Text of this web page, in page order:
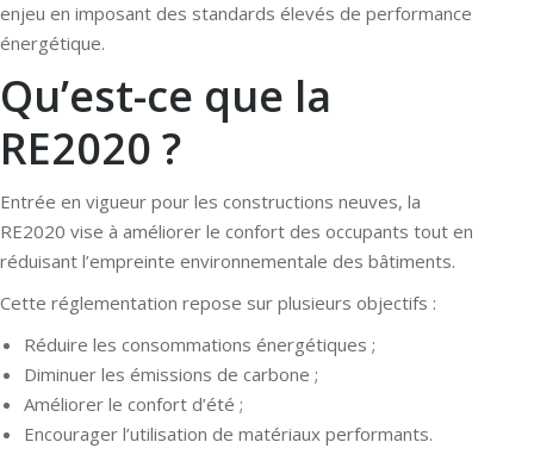
enjeu en imposant des standards élevés de performance
énergétique.
Qu’est-ce que la
RE2020 ?
Entrée en vigueur pour les constructions neuves, la
RE2020 vise à améliorer le confort des occupants tout en
réduisant l’empreinte environnementale des bâtiments.
Cette réglementation repose sur plusieurs objectifs :
Réduire les consommations énergétiques ;
Diminuer les émissions de carbone ;
Améliorer le confort d’été ;
Encourager l’utilisation de matériaux performants.